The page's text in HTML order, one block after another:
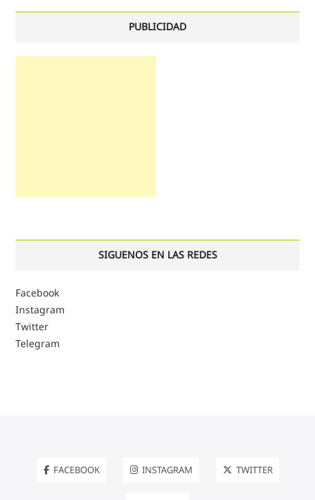
PUBLICIDAD
SIGUENOS EN LAS REDES
Facebook
Instagram
Twitter
Telegram
FACEBOOK INSTAGRAM TWITTER